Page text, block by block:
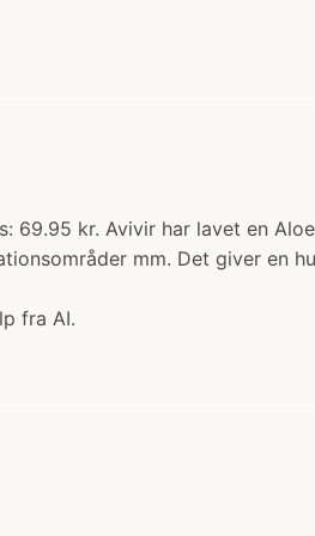
69.95 kr. Avivir har lavet en
mm. Det giver en
fra AI.